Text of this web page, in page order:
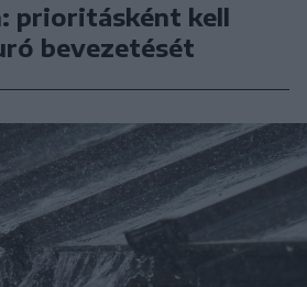
prioritásként kell
bevezetését